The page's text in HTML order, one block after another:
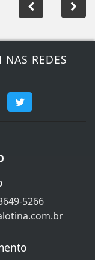
NAS REDES
5266
Domingo e